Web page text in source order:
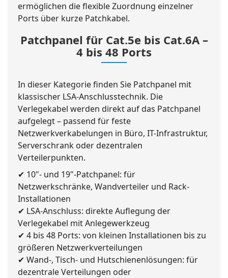
ermöglichen die flexible Zuordnung einzelner
Ports über kurze Patchkabel.
Patchpanel für Cat.5e bis Cat.6A –
4 bis 48 Ports
In dieser Kategorie finden Sie Patchpanel mit
klassischer LSA-Anschlusstechnik. Die
Verlegekabel werden direkt auf das Patchpanel
aufgelegt – passend für feste
Netzwerkverkabelungen in Büro, IT-Infrastruktur,
Serverschrank oder dezentralen
Verteilerpunkten.
✔ 10"- und 19"-Patchpanel: für
Netzwerkschränke, Wandverteiler und Rack-
Installationen
✔ LSA-Anschluss: direkte Auflegung der
Verlegekabel mit Anlegewerkzeug
✔ 4 bis 48 Ports: von kleinen Installationen bis zu
größeren Netzwerkverteilungen
✔ Wand-, Tisch- und Hutschienenlösungen: für
dezentrale Verteilungen oder